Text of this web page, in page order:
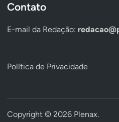
Contato
E-mail da Redação:
Política de Privacidade
Copyright © 2026 Plenax.